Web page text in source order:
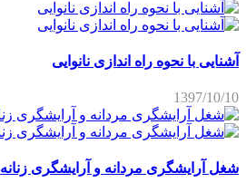
آشنایی با نحوه راه اندازی نانوایی
1397/10/10
شغل آرایشگری مردانه و آرایشگری زنانه